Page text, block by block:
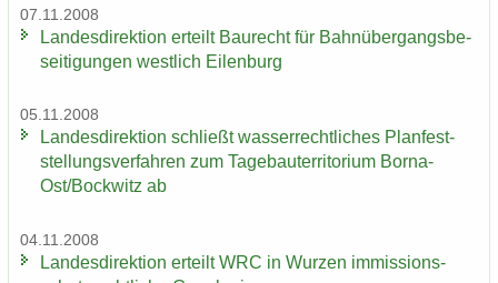
07.11.2008
Lan­des­di­rek­ti­on er­teilt Bau­recht für Bahn­über­gangs­be­
sei­ti­gun­gen west­lich Ei­len­burg
05.11.2008
Lan­des­di­rek­ti­on schließt was­ser­recht­li­ches Plan­fest­
stel­lungs­ver­fah­ren zum Ta­ge­bau­ter­ri­to­ri­um Borna-​
Ost/Bock­witz ab
04.11.2008
Lan­des­di­rek­ti­on er­teilt WRC in Wur­zen im­mis­si­ons­